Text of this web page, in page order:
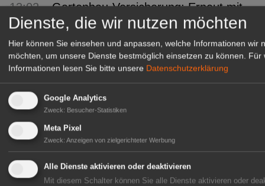
13:02
Gartenbau-Versicherung: Erneut mit
Assekurata-Reating A++
ausgezeichnet
12:05
SYLVA: Baumschule seit 250 Jahren
11:04
BuGG: Gebäudegrün als
bedeutendes Geschäftsfeld
10:06
VSSE: 3. Steinobst-Forum
PROGNOSFRUIT 2026: EU-
Prognose für Äpfel und Birnen
Dienste, die wir nutzen möchten
Hier können Sie einsehen und anpassen, welche Informationen wir
möchten, um unsere Dienste bestmöglich einsetzen zu können.
Für
Informationen lesen Sie bitte unsere Datenschutzerklärung
Google Analytics
Zweck: Besucher-Statistiken
Meta Pixel
Zweck: Anzeigen von zielgerichteter Werbung
Alle Dienste aktivieren oder deaktivieren
Mit diesem Schalter können Sie alle Dienste aktivieren oder